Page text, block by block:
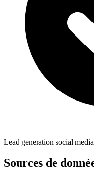
Lead generation social media
Sources de